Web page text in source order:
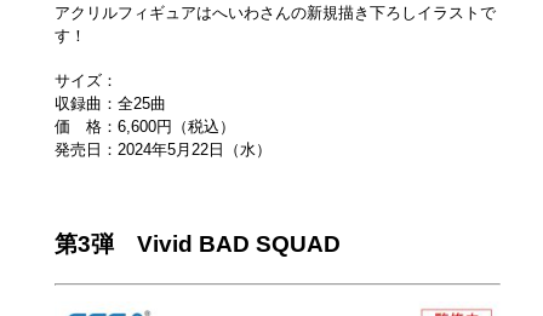
アクリルフィギュアはへいわさんの新規描き下ろしイラストで
す！
サイズ：
収録曲：全25曲
価 格：6,600円（税込）
発売日：2024年5月22日（水）
第3弾 Vivid BAD SQUAD